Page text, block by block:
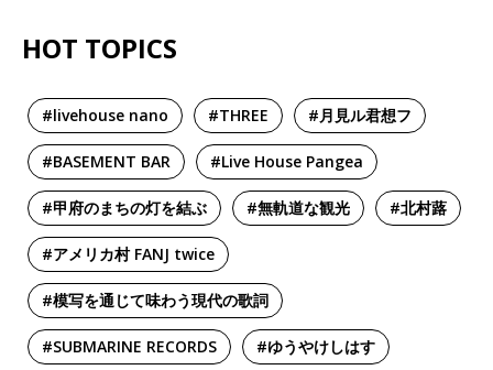
HOT TOPICS
#livehouse nano #THREE #月見ル君想フ
#BASEMENT BAR #Live House Pangea
#甲府のまちの灯を結ぶ #無軌道な観光 #北村蕗
#アメリカ村 FANJ twice
#模写を通じて味わう現代の歌詞
#SUBMARINE RECORDS #ゆうやけしはす